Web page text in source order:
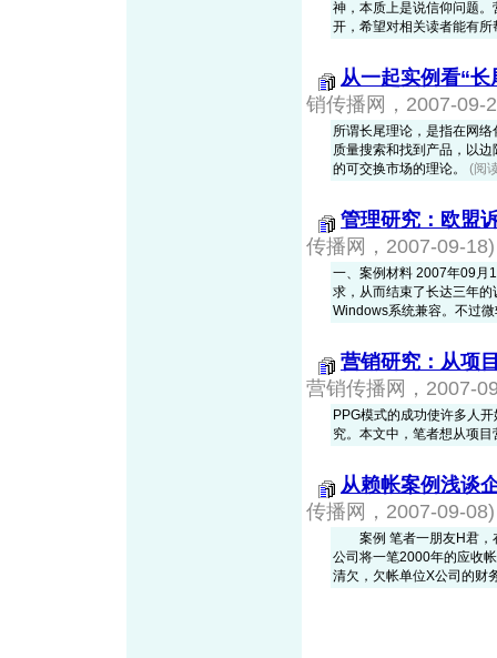
神，本质上是说信仰问题
开，希望对相关读者能有
从一起实例看“
销传播网，2007-09-
所谓长尾理论，是指在网
质量搜索和找到产品，以
的可交换市场的理论。 (阅
管理研究：欧盟
传播网，2007-09-18)
一、案例材料 2007年09月
求，从而结束了长达三年
Windows系统兼容。不过
营销研究：从项
营销传播网，2007-
PPG模式的成功使许多人
究。本文中，笔者想从项
从赖帐案例浅谈
传播网，2007-09-08)
案例 笔者一朋友H君，
公司将一笔2000年的应收
清欠，欠帐单位X公司的财